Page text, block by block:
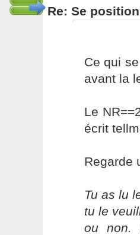
Re: Se
Ce qui
avant la
Le
écrit
Regarde
Tu as lu
tu le
ou non.